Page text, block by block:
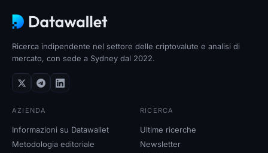
Ricerca indipendente nel settore delle criptovalute e analisi di
mercato, con sede a Sydney dal 2022.
AZIENDA
Informazioni su Datawallet
Metodologia editoriale
RICERCA
Ultime ricerche
Newsletter